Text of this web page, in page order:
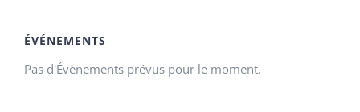
ÉVÉNEMENTS
Pas d'Évènements prévus pour le moment.